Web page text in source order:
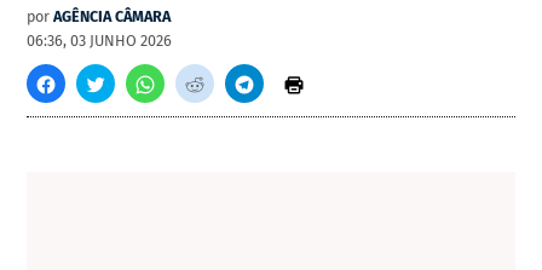
por AGÊNCIA CÂMARA
06:36, 03 JUNHO 2026